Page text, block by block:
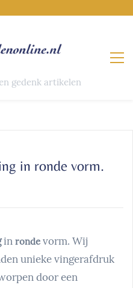
gedenk artikelen
in ronde vorm.
in ronde vorm. Wij
unieke vingerafdruk
door een